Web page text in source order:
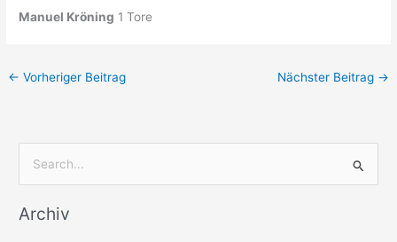
Manuel Kröning 1 Tore
← Vorheriger Beitrag Nächster Beitrag →
c
Archiv